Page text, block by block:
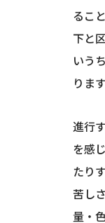
るこ
下と
いう
ります
進行
を感
たり
苦し
量・